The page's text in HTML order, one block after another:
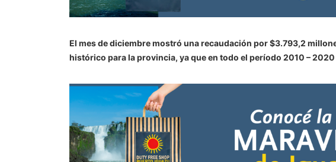
El mes de diciembre mostró una recaudación por $3.793,2
histórico para la provincia, ya que en todo el período 2010 –